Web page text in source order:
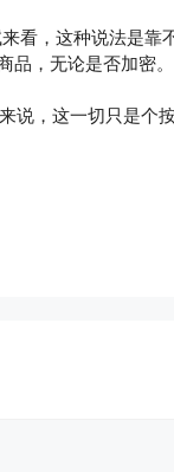
看，这种说法是靠
，无论是否加密。
，这一切只是个按